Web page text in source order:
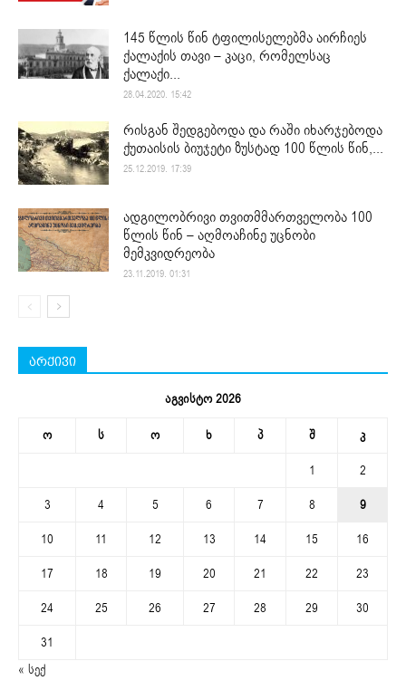
145 წლის წინ ტფილისელებმა აირჩიეს
ქალაქის თავი – კაცი, რომელსაც
ქალაქი...
28.04.2020. 15:42
რისგან შედგებოდა და რაში იხარჯებოდა
ქუთაისის ბიუჯეტი ზუსტად 100 წლის წინ,...
25.12.2019. 17:39
ადგილობრივი თვითმმართველობა 100
წლის წინ – აღმოაჩინე უცნობი
მემკვიდრეობა
23.11.2019. 01:31
არქივი
აგვისტო 2026
ო ს ო ხ პ შ კ
1
2
3
4 5 6 7 8
9
10
11 12 13 14 15
16
17
18 19 20 21 22
23
24
25 26 27 28 29
30
31
« სექ